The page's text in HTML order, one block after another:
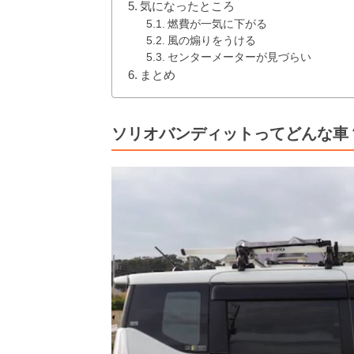
気になったところ
燃費が一気に下がる
風の煽りをうける
センターメーターが見づらい
まとめ
ソリオバンディットってどんな車